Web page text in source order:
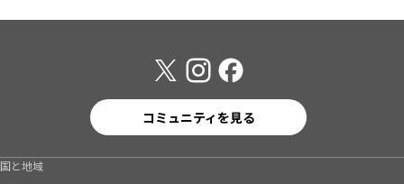
コミュニティを見る
国と地域